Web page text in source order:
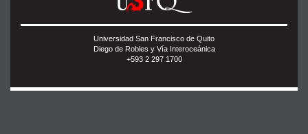
Universidad San Francisco de Quito
Diego de Robles y Vía Interoceánica
+593 2 297 1700